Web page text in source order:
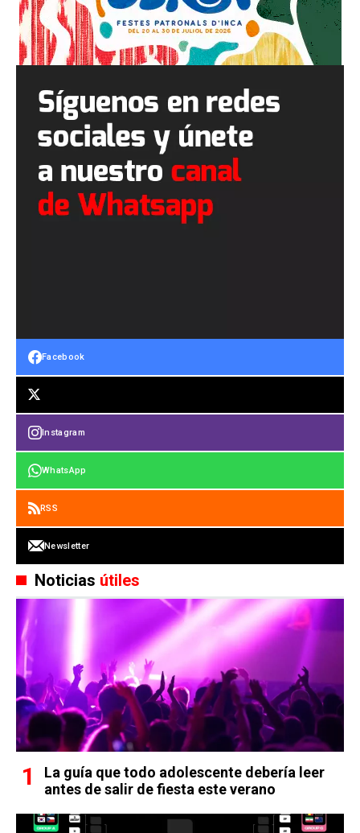
Facebook
Instagram
WhatsApp
RSS
Newsletter
Noticias útiles
La guía que todo adolescente debería leer
antes de salir de fiesta este verano